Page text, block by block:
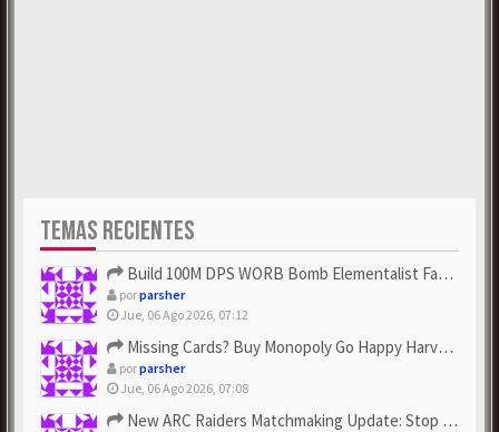
TEMAS RECIENTES
Build 100M DPS WORB Bomb Elementalist Fast - Grab POE Curren...
porparsher
Jue, 06 Ago 2026, 07:12
Missing Cards? Buy Monopoly Go Happy Harvest with Looney Tun...
porparsher
Jue, 06 Ago 2026, 07:08
New ARC Raiders Matchmaking Update: Stop Failed - Grab Bluep...